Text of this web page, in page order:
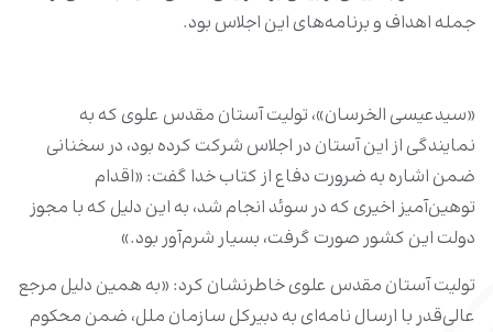
جمله اهداف و برنامه‌های این اجلاس بود.
«سیدعیسی الخرسان»، تولیت آستان مقدس علوی که به
نمایندگی از این آستان در اجلاس شرکت کرده بود، در سخنانی
ضمن اشاره به ضرورت دفاع از کتاب خدا گفت: «اقدام
توهین‌آمیز اخیری که در سوئد انجام شد، به این دلیل که با مجوز
دولت این کشور صورت گرفت، بسیار شرم‌آور بود.»
تولیت آستان مقدس علوی خاطرنشان کرد: «به همین دلیل مرجع
عالی‌قدر با ارسال نامه‌ای به دبیرکل سازمان ملل، ضمن محکوم